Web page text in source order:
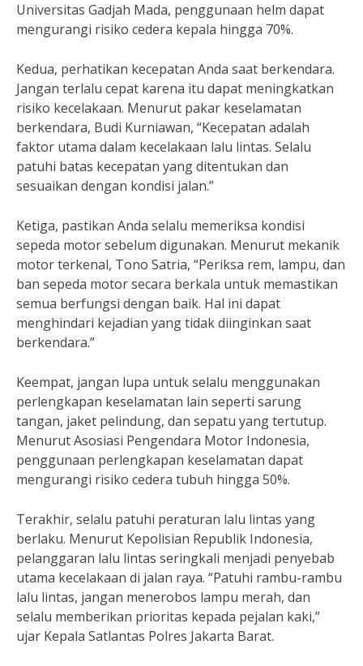
Universitas Gadjah Mada, penggunaan helm dapat
mengurangi risiko cedera kepala hingga 70%.
Kedua, perhatikan kecepatan Anda saat berkendara.
Jangan terlalu cepat karena itu dapat meningkatkan
risiko kecelakaan. Menurut pakar keselamatan
berkendara, Budi Kurniawan, “Kecepatan adalah
faktor utama dalam kecelakaan lalu lintas. Selalu
patuhi batas kecepatan yang ditentukan dan
sesuaikan dengan kondisi jalan.”
Ketiga, pastikan Anda selalu memeriksa kondisi
sepeda motor sebelum digunakan. Menurut mekanik
motor terkenal, Tono Satria, “Periksa rem, lampu, dan
ban sepeda motor secara berkala untuk memastikan
semua berfungsi dengan baik. Hal ini dapat
menghindari kejadian yang tidak diinginkan saat
berkendara.”
Keempat, jangan lupa untuk selalu menggunakan
perlengkapan keselamatan lain seperti sarung
tangan, jaket pelindung, dan sepatu yang tertutup.
Menurut Asosiasi Pengendara Motor Indonesia,
penggunaan perlengkapan keselamatan dapat
mengurangi risiko cedera tubuh hingga 50%.
Terakhir, selalu patuhi peraturan lalu lintas yang
berlaku. Menurut Kepolisian Republik Indonesia,
pelanggaran lalu lintas seringkali menjadi penyebab
utama kecelakaan di jalan raya. “Patuhi rambu-rambu
lalu lintas, jangan menerobos lampu merah, dan
selalu memberikan prioritas kepada pejalan kaki,”
ujar Kepala Satlantas Polres Jakarta Barat.